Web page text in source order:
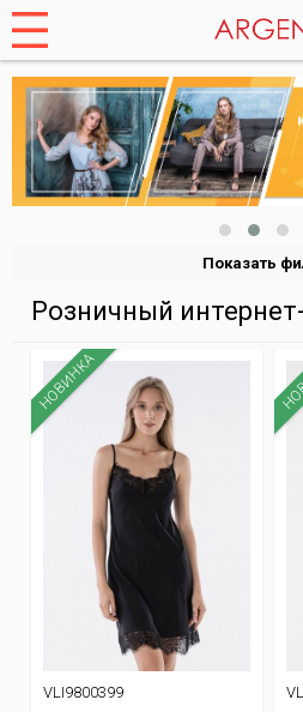
Показать
Розничный
НОВИНКА
VLI9800399